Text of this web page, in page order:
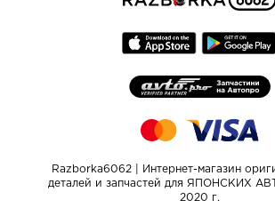
Razborka6062 | Интернет-магазин
деталей и запчастей для ЯПОНСКИХ
2020 г.